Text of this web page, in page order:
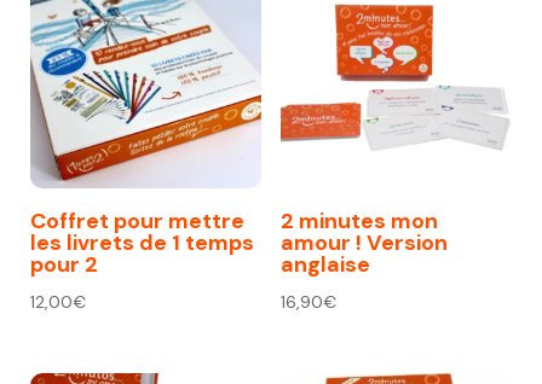
Coffret pour mettre
les livrets de 1 temps
pour 2
12,00€
2 minutes mon
amour ! Version
anglaise
16,90€